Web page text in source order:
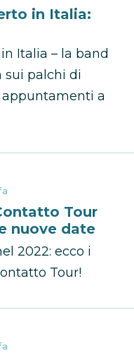
in Italia:
Italia – la band
sui palchi di
a
Tour
nuove date
2022: ecco i
Tour!